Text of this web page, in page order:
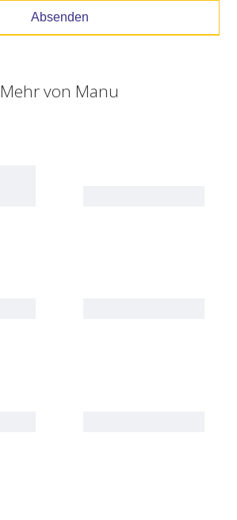
Absenden
Mehr von Manu